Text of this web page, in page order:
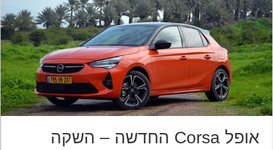
אופל Corsa החדשה – השקה